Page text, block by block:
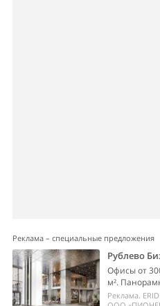
Реклама – специальные предложения
Рублево
Офисы от
м².
Реклама.